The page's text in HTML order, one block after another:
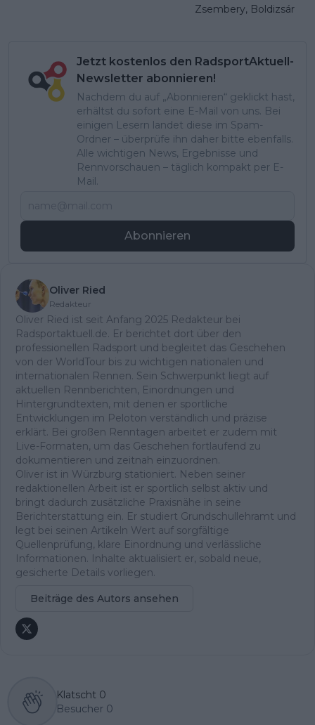
Zsembery, Boldizsár
Jetzt kostenlos den RadsportAktuell-
Newsletter abonnieren!
Nachdem du auf „Abonnieren“ geklickt hast,
erhältst du sofort eine E-Mail von uns. Bei
einigen Lesern landet diese im Spam-
Ordner – überprüfe ihn daher bitte ebenfalls.
Alle wichtigen News, Ergebnisse und
Rennvorschauen – täglich kompakt per E-
Mail.
Abonnieren
Oliver Ried
Redakteur
Oliver Ried ist seit Anfang 2025 Redakteur bei
Radsportaktuell.de. Er berichtet dort über den
professionellen Radsport und begleitet das Geschehen
von der WorldTour bis zu wichtigen nationalen und
internationalen Rennen. Sein Schwerpunkt liegt auf
aktuellen Rennberichten, Einordnungen und
Hintergrundtexten, mit denen er sportliche
Entwicklungen im Peloton verständlich und präzise
erklärt. Bei großen Renntagen arbeitet er zudem mit
Live-Formaten, um das Geschehen fortlaufend zu
dokumentieren und zeitnah einzuordnen.
Oliver ist in Würzburg stationiert. Neben seiner
redaktionellen Arbeit ist er sportlich selbst aktiv und
bringt dadurch zusätzliche Praxisnähe in seine
Berichterstattung ein. Er studiert Grundschullehramt und
legt bei seinen Artikeln Wert auf sorgfältige
Quellenprüfung, klare Einordnung und verlässliche
Informationen. Inhalte aktualisiert er, sobald neue,
gesicherte Details vorliegen.
Beiträge des Autors ansehen
Klatscht 0
Besucher 0